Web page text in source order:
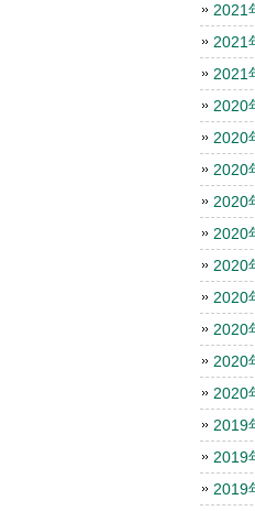
2021
2021
2021
2020
2020
2020
2020
2020
2020
2020
2020
2020
2020
2019
2019
2019